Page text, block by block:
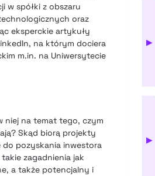
w spółki z obszaru
oraz
eksperckie artykuły
na którym dociera
m.in. na Uniwersytecie
niej na temat tego, czym
Skąd biorą projekty
do pozyskania inwestora
zagadnienia jak
a także potencjalny i
▶
▶